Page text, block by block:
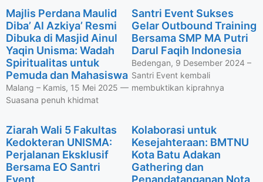
Majlis Perdana Maulid
Diba’ Al Azkiya’ Resmi
Dibuka di Masjid Ainul
Yaqin Unisma: Wadah
Spiritualitas untuk
Pemuda dan Mahasiswa
Malang – Kamis, 15 Mei 2025 —
Suasana penuh khidmat
Santri Event Sukses
Gelar Outbound Training
Bersama SMP MA Putri
Darul Faqih Indonesia
Bedengan, 9 Desember 2024 –
Santri Event kembali
membuktikan kiprahnya
Ziarah Wali 5 Fakultas
Kedokteran UNISMA:
Perjalanan Eksklusif
Bersama EO Santri
Event
Kolaborasi untuk
Kesejahteraan: BMTNU
Kota Batu Adakan
Gathering dan
Penandatanganan Nota